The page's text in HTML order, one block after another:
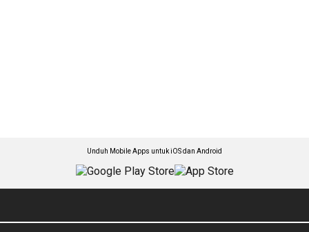
Unduh Mobile Apps untuk iOS dan Android